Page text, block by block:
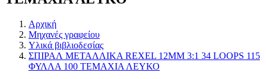
Αρχική
Μηχανές γραφείου
Υλικά βιβλιοδεσίας
ΣΠΙΡΑΛ ΜΕΤΑΛΛΙΚΑ REXEL 12MM 3:1 34 LOOPS 115
ΦΥΛΛΑ 100 ΤΕΜΑΧΙΑ ΛΕΥΚΟ